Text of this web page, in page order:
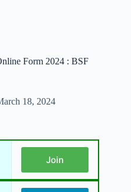
Form 2024 : BSF
18, 2024
Join